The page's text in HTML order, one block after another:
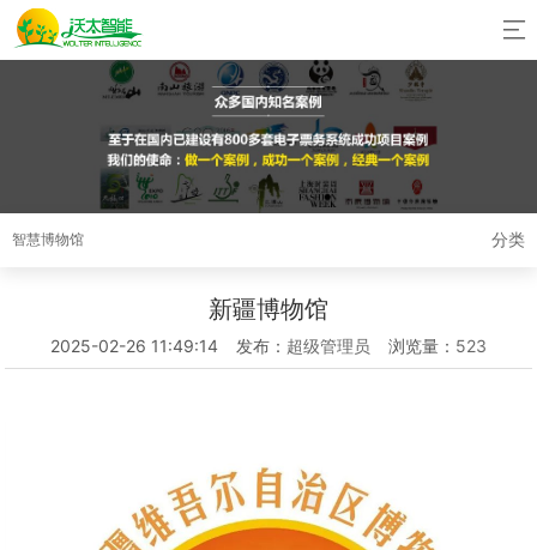
智慧博物馆 分类
新疆博物馆
2025-02-26 11:49:14 发布： 超级管理员 浏览量： 523